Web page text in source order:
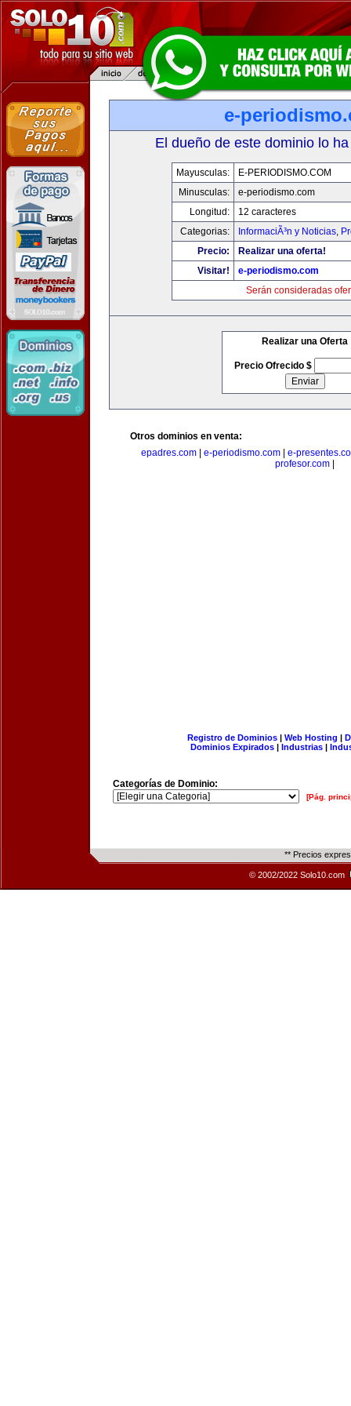
e-
El dueño de este dominio lo
Mayusculas:
E-PERIODISMO.COM
Minusculas:
e-periodismo.com
Longitud:
12 caracteres
Categorias:
InformaciÃ³n y Noticias,
Precio:
Realizar una oferta!
Visitar!
e-periodismo.com
Serán consideradas
Realizar una Oferta
Precio Ofrecido $
Otros dominios en venta:
epadres.com
e-periodismo.com
e-
profesor.com
Registro de Dominios| Web Hosting |
Dominios Expirados | Industrias |
Categorías de Dominio:
[Pág.
** Precios
© 2002/2022 Solo10.com